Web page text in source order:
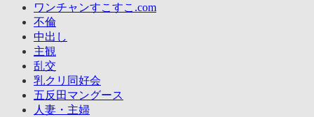
ワンチャンすこすこ.com
不倫
中出し
主観
乱交
乳クリ同好会
五反田マングース
人妻・主婦